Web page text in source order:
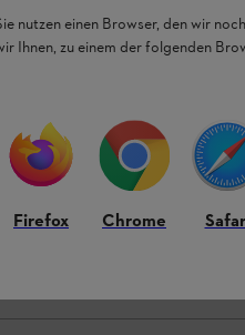
Vzhled a konkrétní
nutzen einen Browser, den wir
Ihnen, zu einem der folgenden
Firefox Chrome